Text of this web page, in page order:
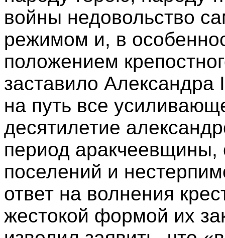
войны недовольство
режимом и, в
положением
заставило Александра
на путь все
десятилетие
период аракчеевщины,
поселений и
ответ на волнения
жестокой формой их